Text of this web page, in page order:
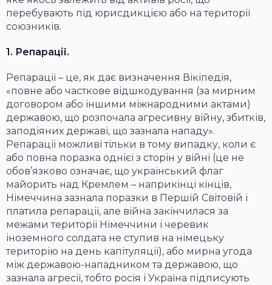
перебувають під юрисдикцією або на території
союзників.
1. Репарації.
Репарації – це, як дає визначення Вікіпедія,
«повне або часткове відшкодування (за мирним
договором або іншими міжнародними актами)
державою, що розпочала агресивну війну, збитків,
заподіяних державі, що зазнала нападу».
Репарації можливі тільки в тому випадку, коли є
або повна поразка однієї з сторін у війні (це не
обов’язково означає, що український флаг
майорить над Кремлем – наприкінці кінців,
Німеччина зазнала поразки в Першій Світовій і
платила репарації, але війна закінчилася за
межами території Німеччини і черевик
іноземного солдата не ступив на німецьку
територію на день капітуляції), або мирна угода
між державою-нападником та державою, що
зазнала агресії, тобто росія і Україна підписують